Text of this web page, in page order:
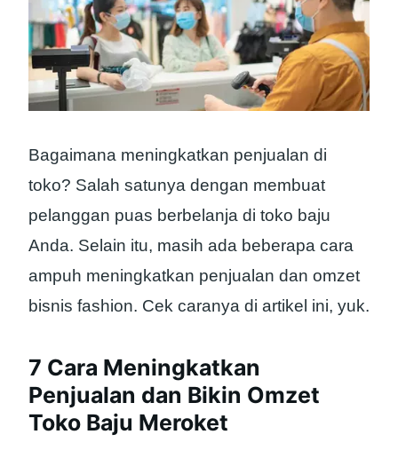
Bagaimana meningkatkan penjualan di
toko? Salah satunya dengan membuat
pelanggan puas berbelanja di toko baju
Anda. Selain itu, masih ada beberapa cara
ampuh meningkatkan penjualan dan omzet
bisnis fashion. Cek caranya di artikel ini, yuk.
7 Cara Meningkatkan
Penjualan dan Bikin Omzet
Toko Baju Meroket